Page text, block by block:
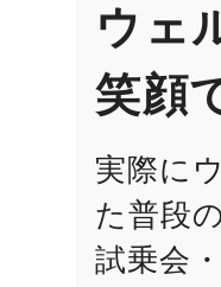
ウェ
笑顔
実際に
た普段
試乗会